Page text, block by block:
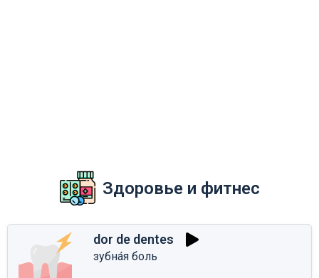
Здоровье и фитнес
dor de dentes
зубна́я боль